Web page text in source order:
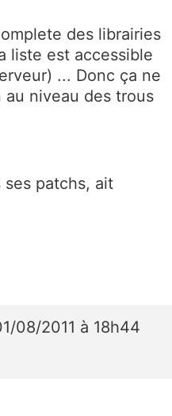
des librairies
liste est accessible
... Donc ça ne
niveau des trous
ses patchs, ait
08/2011 à 18h44